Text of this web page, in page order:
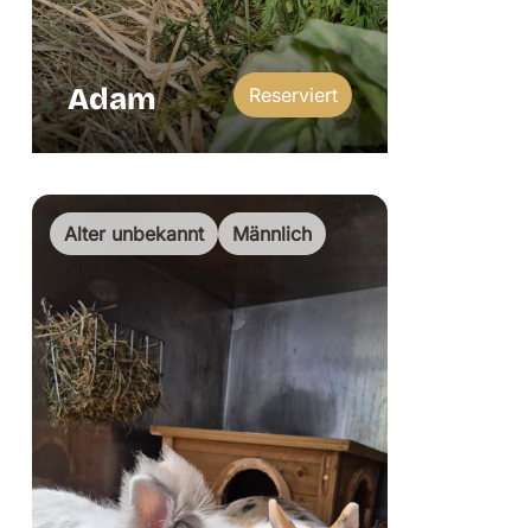
Adam Reserviert
Alter unbekannt Männlich